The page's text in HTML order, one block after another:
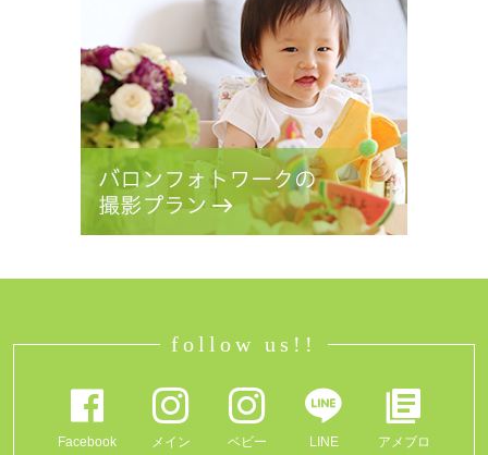
follow us!!
Facebook メイン ベビー LINE アメブロ